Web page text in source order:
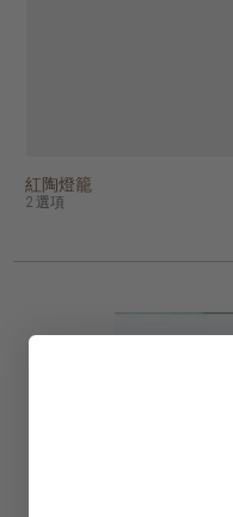
紅陶燈籠
2 選項
玻璃巴洛克燭台
4 選項
縞瑪球狀燭台
玻璃錐形燭台
2 選項
玻璃紋理燭台 - 一套四件
3 選項
雲石紋理玻璃燭台
8 選項
回收玻璃燭台 - 正方形
回收玻璃燭台 - 圓形
17 選項
縞瑪瑙燭台
3 選項